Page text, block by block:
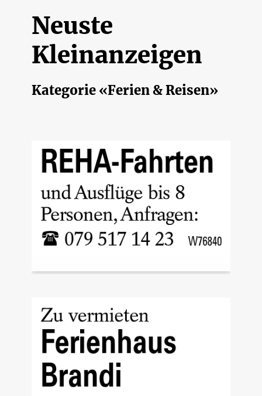
Neuste
Kleinanzeigen
Kategorie «Ferien & Reisen»